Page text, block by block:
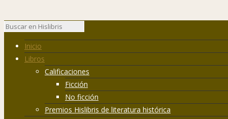
Inicio
Libros
Calificaciones
Ficción
No ficción
Premios Hislibris de literatura histórica